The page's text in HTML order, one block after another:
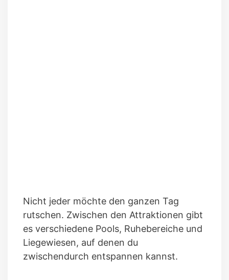
Nicht jeder möchte den ganzen Tag
rutschen. Zwischen den Attraktionen gibt
es verschiedene Pools, Ruhebereiche und
Liegewiesen, auf denen du
zwischendurch entspannen kannst.